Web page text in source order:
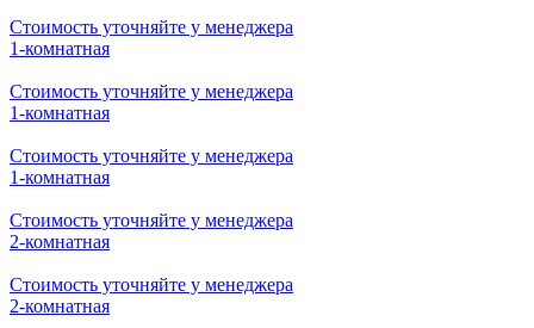
Стоимость уточняйте у менеджера
1-комнатная
Стоимость уточняйте у менеджера
1-комнатная
Стоимость уточняйте у менеджера
1-комнатная
Стоимость уточняйте у менеджера
2-комнатная
Стоимость уточняйте у менеджера
2-комнатная